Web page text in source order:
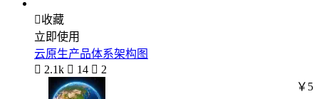
收藏
立即使用
云原生产品体系架构图
 2.1k  14  2
￥5